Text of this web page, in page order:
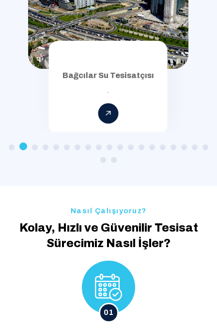
Bağcılar Su Tesisatçısı
Nasıl Çalışıyoruz?
Kolay, Hızlı ve Güvenilir Tesisat
Sürecimiz Nasıl İşler?
01